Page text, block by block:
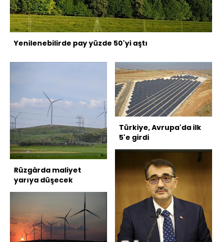
Yenilenebilirde pay yüzde 50'yi aştı
Rüzgârda maliyet
yarıya düşecek
Türkiye, Avrupa'da ilk
5'e girdi